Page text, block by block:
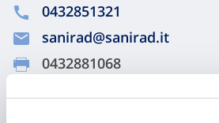
0432851321
sanirad@sanirad.it
0432881068